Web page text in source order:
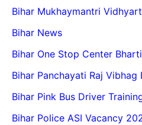
Bihar Mukhaymantri
Bihar News
Bihar One Stop Center
Bihar Panchayati Raj
Bihar Pink Bus Driver
Bihar Police ASI Vacancy